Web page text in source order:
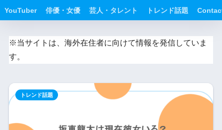
YouTuber 俳優・女優 芸人・タレント トレンド話題
※当サイトは、海外在住者に向けて情報を発信していま
す。
トレンド話題